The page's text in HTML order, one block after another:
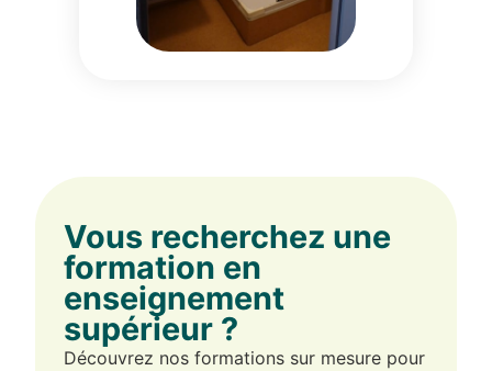
Vous recherchez une
formation en
enseignement
supérieur ?
Découvrez nos formations sur mesure pour